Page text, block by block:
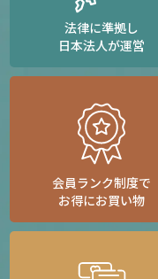
法律に準拠し
日本法人が運営
会員ランク制度で
お得にお買い物